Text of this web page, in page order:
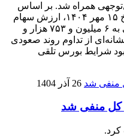
همراه شد. بر اساس
آخرین معاملات بازار سرمایه در تاریخ ۱۵ مهر ۱۴۰۴، ارزش سهام
عدالت با برگه اولیه ۵۳۲ هزار تومانی به ۶ میلیون و ۷۵۳ هزار و
از تداوم روند صعودی
شرایط بورس تلقی
26 آذر 1404
کل منفی شد